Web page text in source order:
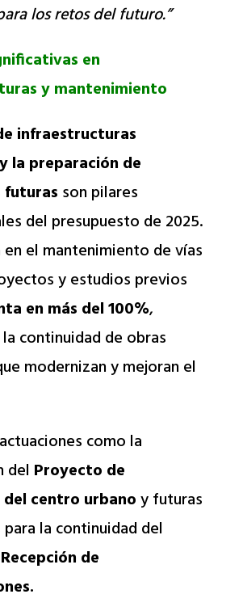
los retos del futuro.”
en
y mantenimiento
infraestructuras
la preparación de
futuras son pilares
del presupuesto de 2025.
en el mantenimiento de vías
y estudios previos
en más del 100%,
continuidad de obras
modernizan y mejoran el
como la
del Proyecto de
centro urbanoy futuras
la continuidad del
Recepción de